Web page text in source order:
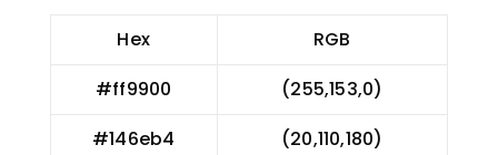
Hex
RGB
#ff9900
(255,153,0)
#146eb4
(20,110,180)